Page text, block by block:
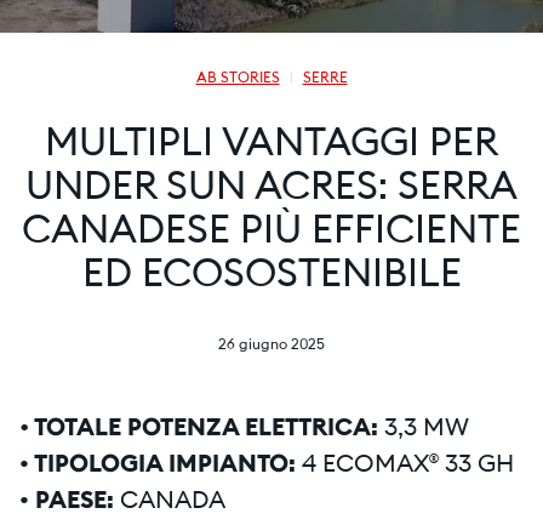
AB STORIES SERRE
MULTIPLI VANTAGGI PER
UNDER SUN ACRES: SERRA
CANADESE PIÙ EFFICIENTE
ED ECOSOSTENIBILE
26 giugno 2025
• TOTALE POTENZA ELETTRICA: 3,3 MW
• TIPOLOGIA IMPIANTO: 4 ECOMAX® 33 GH
• PAESE: CANADA